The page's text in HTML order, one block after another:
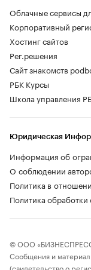
Фото: Autonews
По фактуSKM
модели